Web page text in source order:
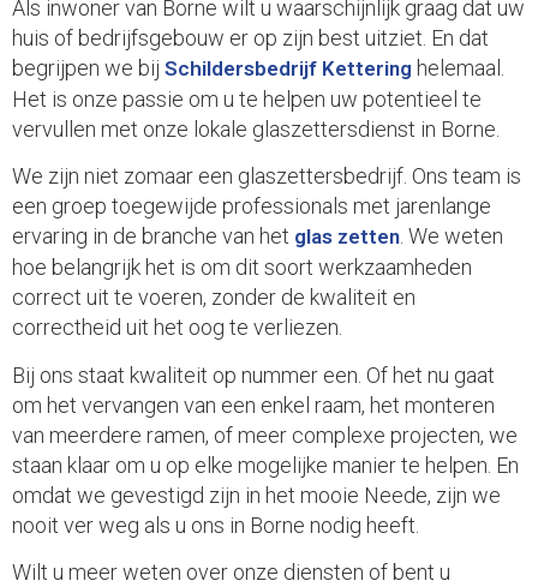
Als inwoner van Borne wilt u waarschijnlijk graag dat uw
huis of bedrijfsgebouw er op zijn best uitziet. En dat
begrijpen we bij Schildersbedrijf Kettering helemaal.
Het is onze passie om u te helpen uw potentieel te
vervullen met onze lokale glaszettersdienst in Borne.
We zijn niet zomaar een glaszettersbedrijf. Ons team is
een groep toegewijde professionals met jarenlange
ervaring in de branche van het glas zetten . We weten
hoe belangrijk het is om dit soort werkzaamheden
correct uit te voeren, zonder de kwaliteit en
correctheid uit het oog te verliezen.
Bij ons staat kwaliteit op nummer een. Of het nu gaat
om het vervangen van een enkel raam, het monteren
van meerdere ramen, of meer complexe projecten, we
staan ​​klaar om u op elke mogelijke manier te helpen. En
omdat we gevestigd zijn in het mooie Neede, zijn we
nooit ver weg als u ons in Borne nodig heeft.
Wilt u meer weten over onze diensten of bent u